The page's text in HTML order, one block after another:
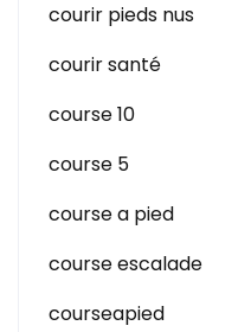
courir pieds nus
courir santé
course 10
course 5
course a pied
course escalade
courseapied